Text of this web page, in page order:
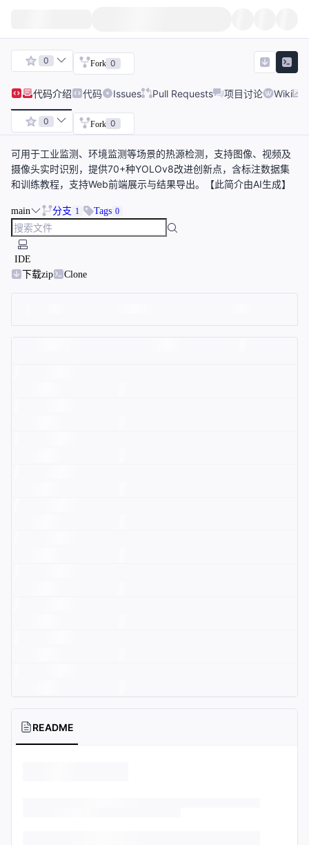
0 Fork 0
代码介绍 代码 Issues Pull Requests 项目讨论 Wiki
0 Fork 0
可用于工业监测、环境监测等场景的热源检测，支持图像、视频及
摄像头实时识别，提供70+种YOLOv8改进创新点，含标注数据集
和训练教程，支持Web前端展示与结果导出。【此简介由AI生成】
main 分支 1 Tags 0
IDE
下载zip
Clone
README